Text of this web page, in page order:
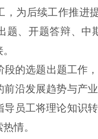
，为后续工作推进
题、开题答辩、
段的选题出题工作
前沿发展趋势与产
导 员工将理论知识
情。